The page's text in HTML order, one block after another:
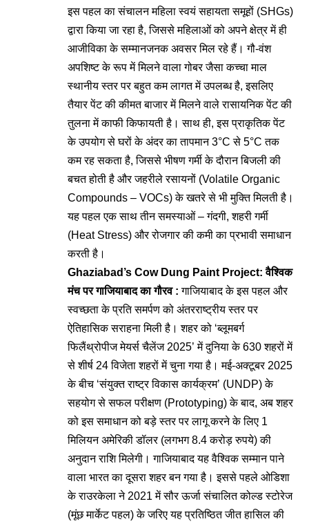
इस पहल का संचालन महिला स्वयं सहायता समूहों (SHGs)
द्वारा किया जा रहा है, जिससे महिलाओं को अपने क्षेत्र में ही
आजीविका के सम्मानजनक अवसर मिल रहे हैं। गौ-वंश
अपशिष्ट के रूप में मिलने वाला गोबर जैसा कच्चा माल
स्थानीय स्तर पर बहुत कम लागत में उपलब्ध है, इसलिए
तैयार पेंट की कीमत बाजार में मिलने वाले रासायनिक पेंट की
तुलना में काफी किफायती है। साथ ही, इस प्राकृतिक पेंट
के उपयोग से घरों के अंदर का तापमान 3°C से 5°C तक
कम रह सकता है, जिससे भीषण गर्मी के दौरान बिजली की
बचत होती है और जहरीले रसायनों (Volatile Organic
Compounds – VOCs) के खतरे से भी मुक्ति मिलती है।
यह पहल एक साथ तीन समस्याओं – गंदगी, शहरी गर्मी
(Heat Stress) और रोजगार की कमी का प्रभावी समाधान
करती है।
Ghaziabad’s Cow Dung Paint Project: वैश्विक
मंच पर गाजियाबाद का गौरव :गाजियाबाद के इस पहल और
स्वच्छता के प्रति समर्पण को अंतरराष्ट्रीय स्तर पर
ऐतिहासिक सराहना मिली है। शहर को ‘ब्लूमबर्ग
फिलैंथ्रोपीज मेयर्स चैलेंज 2025’ में दुनिया के 630 शहरों में
से शीर्ष 24 विजेता शहरों में चुना गया है। मई-अक्टूबर 2025
के बीच ‘संयुक्त राष्ट्र विकास कार्यक्रम’ (UNDP) के
सहयोग से सफल परीक्षण (Prototyping) के बाद, अब शहर
को इस समाधान को बड़े स्तर पर लागू करने के लिए 1
मिलियन अमेरिकी डॉलर (लगभग 8.4 करोड़ रुपये) की
अनुदान राशि मिलेगी। गाजियाबाद यह वैश्विक सम्मान पाने
वाला भारत का दूसरा शहर बन गया है। इससे पहले ओडिशा
के राउरकेला ने 2021 में सौर ऊर्जा संचालित कोल्ड स्टोरेज
(मूंछ मार्केट पहल) के जरिए यह प्रतिष्ठित जीत हासिल की